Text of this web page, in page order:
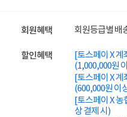
회원혜택 회원등급별 배
할인혜택
[토스페이 X
(1,000,000원
[토스페이 X
(600,000원 이
[토스페이 X 농
상 결제 시)